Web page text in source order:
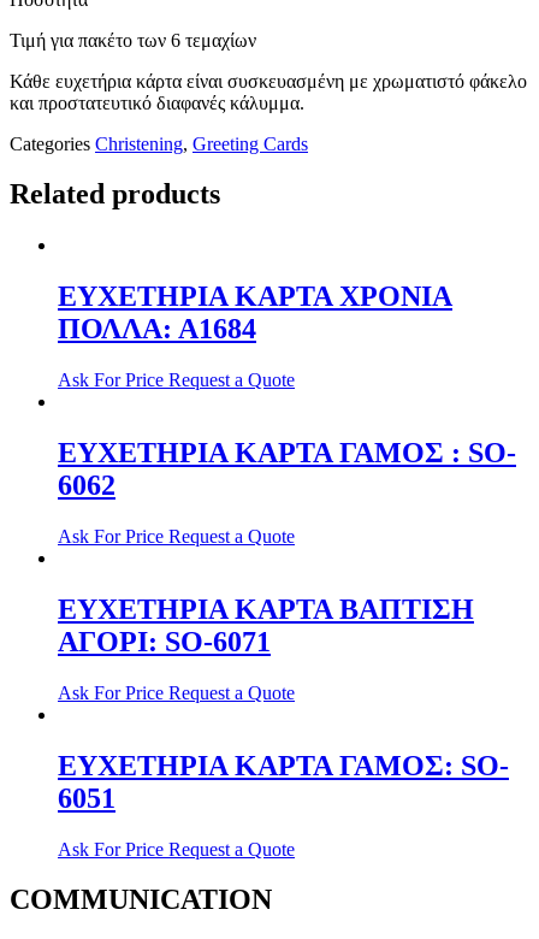
Τιμή για πακέτο των 6 τεμαχίων
Κάθε ευχετήρια κάρτα είναι συσκευασμένη με χρωματιστό φάκελο
και προστατευτικό διαφανές κάλυμμα.
Categories Christening, Greeting Cards
Related products
ΕΥΧΕΤΗΡΙΑ ΚΑΡΤΑ ΧΡΟΝΙΑ
ΠΟΛΛΑ: Α1684
Ask For Price Request a Quote
ΕΥΧΕΤΗΡΙΑ ΚΑΡΤΑ ΓΑΜΟΣ : SO-
6062
Ask For Price Request a Quote
ΕΥΧΕΤΗΡΙΑ ΚΑΡΤΑ ΒΑΠΤΙΣΗ
ΑΓΟΡΙ: SO-6071
Ask For Price Request a Quote
ΕΥΧΕΤΗΡΙΑ ΚΑΡΤΑ ΓΑΜΟΣ: SO-
6051
Ask For Price Request a Quote
COMMUNICATION